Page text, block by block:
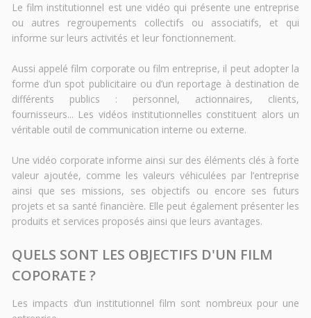
Le film institutionnel est une vidéo qui présente une entreprise
ou autres regroupements collectifs ou associatifs, et qui
informe sur leurs activités et leur fonctionnement.
Aussi appelé film corporate ou film entreprise, il peut adopter la
forme d’un spot publicitaire ou d’un reportage à destination de
différents publics : personnel, actionnaires, clients,
fournisseurs... Les vidéos institutionnelles constituent alors un
véritable outil de communication interne ou externe.
Une vidéo corporate informe ainsi sur des éléments clés à forte
valeur ajoutée, comme les valeurs véhiculées par l’entreprise
ainsi que ses missions, ses objectifs ou encore ses futurs
projets et sa santé financière. Elle peut également présenter les
produits et services proposés ainsi que leurs avantages.
QUELS SONT LES OBJECTIFS D'UN FILM
COPORATE ?
Les impacts d’un institutionnel film sont nombreux pour une